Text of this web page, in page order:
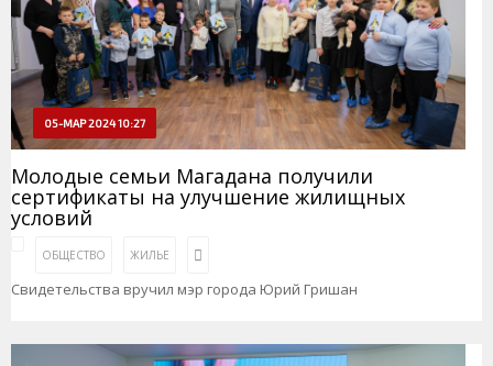
05-МАР 2024 10:27
Молодые семьи Магадана получили
сертификаты на улучшение жилищных
условий
ОБЩЕСТВО ЖИЛЬЕ
Свидетельства вручил мэр города Юрий Гришан